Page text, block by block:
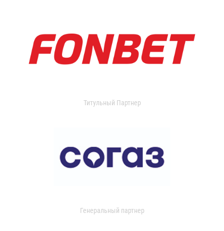
Титульный Партнер
Генеральный партнер